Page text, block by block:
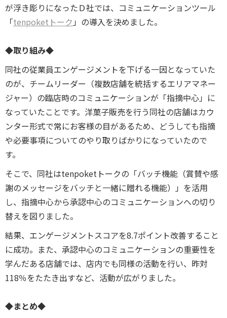
が浮き彫りになったＤ社では、コミュニケーションツール
「tenpoketトーク 」の導入を決めました。
◆取り組み◆
同社の従業員エンゲージメントを下げる一因となっていた
のが、チームリーダー（複数店舗を統括するエリアマネー
ジャー）の臨店時のコミュニケーションが「指摘中心」に
なっていたことです。洋菓子販売を行う同社の店舗はカウ
ンター形式で常にお客様の目があるため、どうしても指摘
や必要事項についてのやり取りばかりになっていたので
す。
そこで、同社はtenpoketトークの「バッチ機能（賞賛や感
謝のメッセージをバッチと一緒に贈れる機能）」を活用
し、指摘中心から承認中心のコミュニケーションへの切り
替えを図りました。
結果、エンゲージメントスコアを8.7ポイント改善すること
に成功。また、承認中心のコミュニケーションの重要性を
学んだある店舗では、店内でも同様の活動を行い、昨対
118％をたたき出すなど、活動が広がりました。
◆まとめ◆